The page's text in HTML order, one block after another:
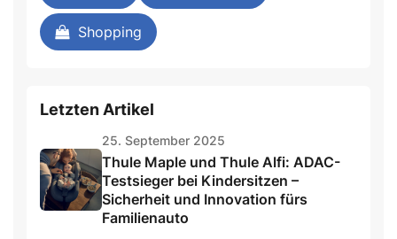
Shopping
Letzten Artikel
25. September 2025
Thule Maple und Thule Alfi: ADAC-
Testsieger bei Kindersitzen –
Sicherheit und Innovation fürs
Familienauto